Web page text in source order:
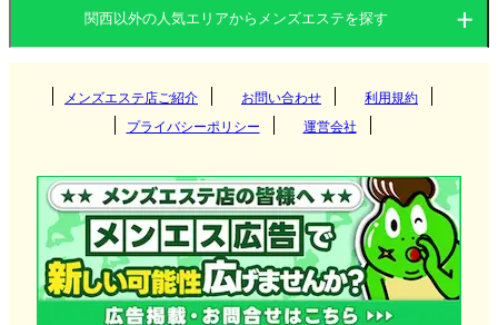
兵庫県 滋賀県
奈良県 和歌山県
梅田
南森町
堺筋本町
京都府
四条烏丸
二条
三宮
尼崎
滋賀県
草津 奈良県
関西以外の人気エリアからメンズエステを探す
関東
栃木県 東京都
神奈川県 千葉県
愛知県 岐阜県
三重県 静岡県
北海道・東北
北海道 岩手県
九州・沖縄
メンズエステ店ご紹介 お問い合わせ
利用規約
プライバシーポリシー
運営会社